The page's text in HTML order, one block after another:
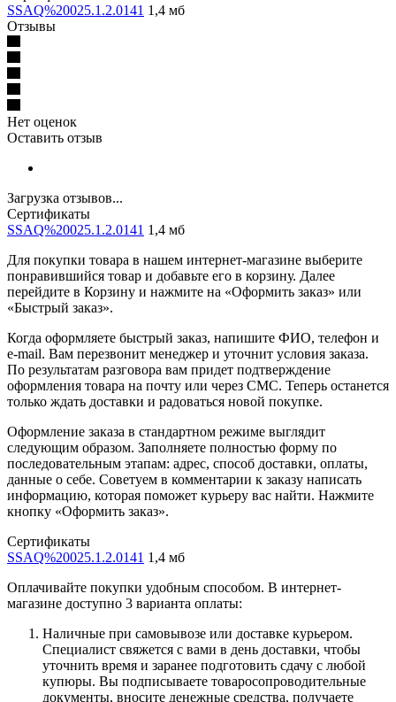
SSAQ%20025.1.2.0141 1,4 мб
Отзывы
Нет оценок
Оставить отзыв
Загрузка отзывов...
Сертификаты
SSAQ%20025.1.2.0141 1,4 мб
Для покупки товара в нашем интернет-магазине выберите
понравившийся товар и добавьте его в корзину. Далее
перейдите в Корзину и нажмите на «Оформить заказ» или
«Быстрый заказ».
Когда оформляете быстрый заказ, напишите ФИО, телефон и
e-mail. Вам перезвонит менеджер и уточнит условия заказа.
По результатам разговора вам придет подтверждение
оформления товара на почту или через СМС. Теперь останется
только ждать доставки и радоваться новой покупке.
Оформление заказа в стандартном режиме выглядит
следующим образом. Заполняете полностью форму по
последовательным этапам: адрес, способ доставки, оплаты,
данные о себе. Советуем в комментарии к заказу написать
информацию, которая поможет курьеру вас найти. Нажмите
кнопку «Оформить заказ».
Сертификаты
SSAQ%20025.1.2.0141 1,4 мб
Оплачивайте покупки удобным способом. В интернет-
магазине доступно 3 варианта оплаты:
Наличные при самовывозе или доставке курьером.
Специалист свяжется с вами в день доставки, чтобы
уточнить время и заранее подготовить сдачу с любой
купюры. Вы подписываете товаросопроводительные
документы, вносите денежные средства, получаете